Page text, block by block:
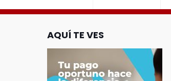
AQUÍ TE VES